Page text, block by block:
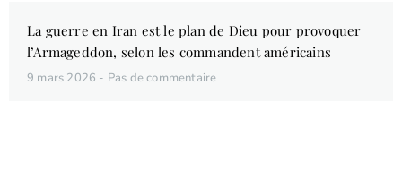
La guerre en Iran est le plan de Dieu pour provoquer
l’Armageddon, selon les commandent américains
9 mars 2026 Pas de commentaire